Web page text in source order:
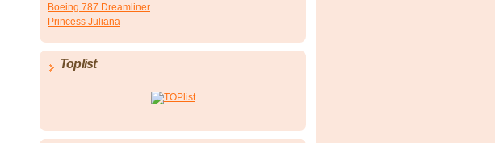
Boeing 787 Dreamliner
Princess Juliana
Toplist